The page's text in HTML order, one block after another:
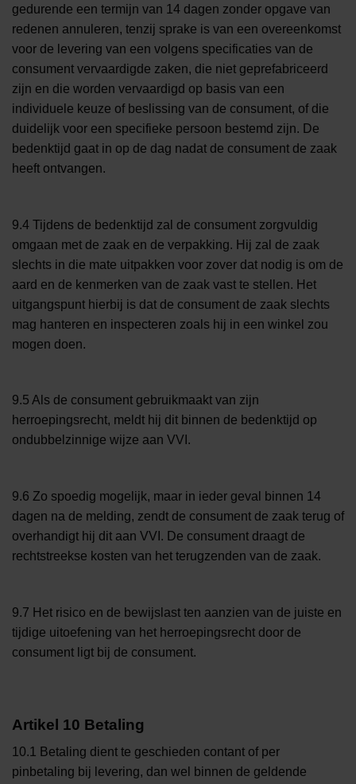
gedurende een termijn van 14 dagen zonder opgave van
redenen annuleren, tenzij sprake is van een overeenkomst
voor de levering van een volgens specificaties van de
consument vervaardigde zaken, die niet geprefabriceerd
zijn en die worden vervaardigd op basis van een
individuele keuze of beslissing van de consument, of die
duidelijk voor een specifieke persoon bestemd zijn. De
bedenktijd gaat in op de dag nadat de consument de zaak
heeft ontvangen.
9.4 Tijdens de bedenktijd zal de consument zorgvuldig
omgaan met de zaak en de verpakking. Hij zal de zaak
slechts in die mate uitpakken voor zover dat nodig is om de
aard en de kenmerken van de zaak vast te stellen. Het
uitgangspunt hierbij is dat de consument de zaak slechts
mag hanteren en inspecteren zoals hij in een winkel zou
mogen doen.
9.5 Als de consument gebruikmaakt van zijn
herroepingsrecht, meldt hij dit binnen de bedenktijd op
ondubbelzinnige wijze aan VVI.
9.6 Zo spoedig mogelijk, maar in ieder geval binnen 14
dagen na de melding, zendt de consument de zaak terug of
overhandigt hij dit aan VVI. De consument draagt de
rechtstreekse kosten van het terugzenden van de zaak.
9.7 Het risico en de bewijslast ten aanzien van de juiste en
tijdige uitoefening van het herroepingsrecht door de
consument ligt bij de consument.
Artikel 10 Betaling
10.1 Betaling dient te geschieden contant of per
pinbetaling bij levering, dan wel binnen de geldende